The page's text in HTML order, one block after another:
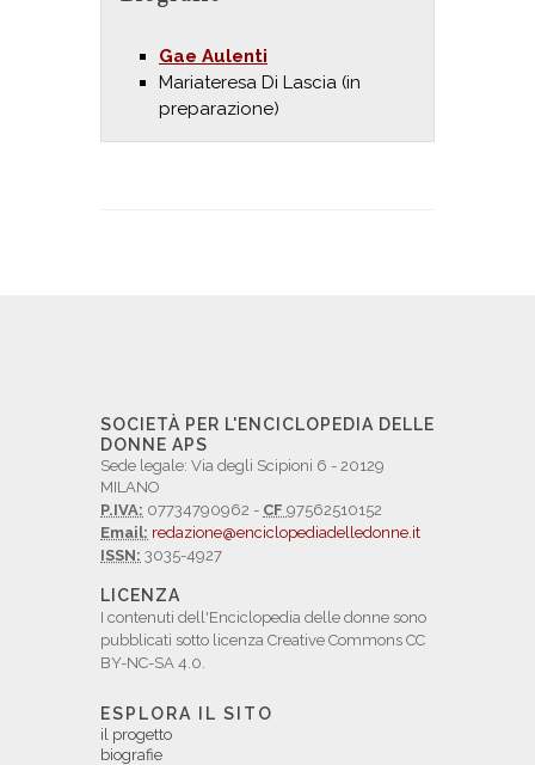
Gae Aulenti
Mariateresa Di Lascia (in
preparazione)
SOCIETÀ PER L'ENCICLOPEDIA DELLE
DONNE APS
Sede legale: Via degli Scipioni 6 - 20129
MILANO
P.IVA: 07734790962 - CF 97562510152
Email: redazione@enciclopediadelledonne.it
ISSN: 3035-4927
LICENZA
I contenuti dell'Enciclopedia delle donne sono
pubblicati sotto licenza Creative Commons CC
BY-NC-SA 4.0.
ESPLORA IL SITO
il progetto
biografie